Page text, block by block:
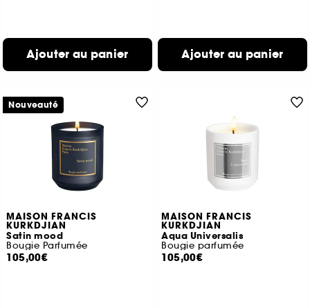
Ajouter au panier Ajouter au panier
MAISON FRANCIS
KURKDJIAN
Satin mood
Bougie Parfumée
105,00€
Nouveauté
MAISON FRANCIS
KURKDJIAN
Aqua Universalis
Bougie parfumée
105,00€